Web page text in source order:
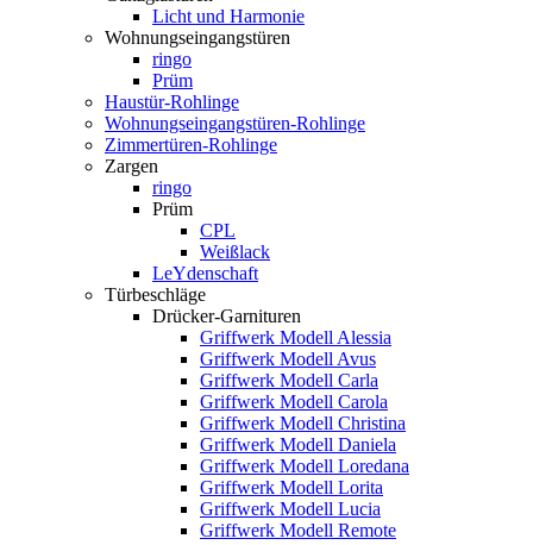
Licht und Harmonie
Wohnungseingangstüren
ringo
Prüm
Haustür-Rohlinge
Wohnungseingangstüren-Rohlinge
Zimmertüren-Rohlinge
Zargen
ringo
Prüm
CPL
Weißlack
LeYdenschaft
Türbeschläge
Drücker-Garnituren
Griffwerk Modell Alessia
Griffwerk Modell Avus
Griffwerk Modell Carla
Griffwerk Modell Carola
Griffwerk Modell Christina
Griffwerk Modell Daniela
Griffwerk Modell Loredana
Griffwerk Modell Lorita
Griffwerk Modell Lucia
Griffwerk Modell Remote